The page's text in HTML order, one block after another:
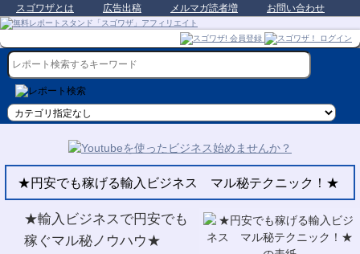
スゴワザとは 広告出稿 メルマガ読者増 お問い合わせ
★円安でも稼げる輸入ビジネス マル秘テクニック！★
★輸入ビジネスで円安でも
稼ぐマル秘ノウハウ★